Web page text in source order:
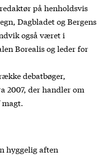
på henholdsvis
Dagbladet og Bergens
også været i
Borealis og leder for
debatbøger,
2007, der handler om
hyggelig aften